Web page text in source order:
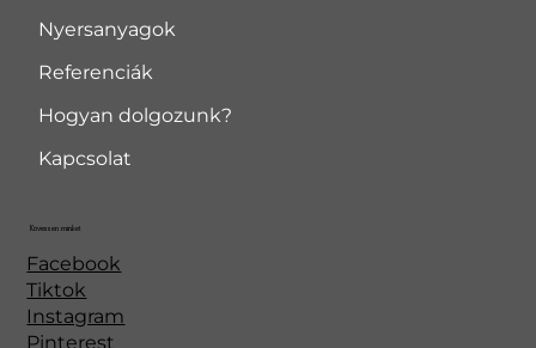
Nyersanyagok
Referenciák
Hogyan dolgozunk?
Kapcsolat
Facebook
Tiktok
Instagram
Pinterest
Kövessen minket